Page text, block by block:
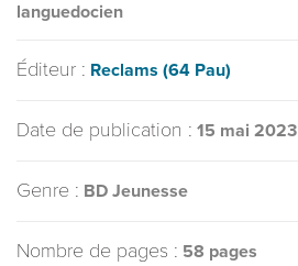
languedocien
Éditeur : Reclams (64 Pau)
Date de publication : 15 mai 2023
Genre : BD Jeunesse
Nombre de pages : 58 pages